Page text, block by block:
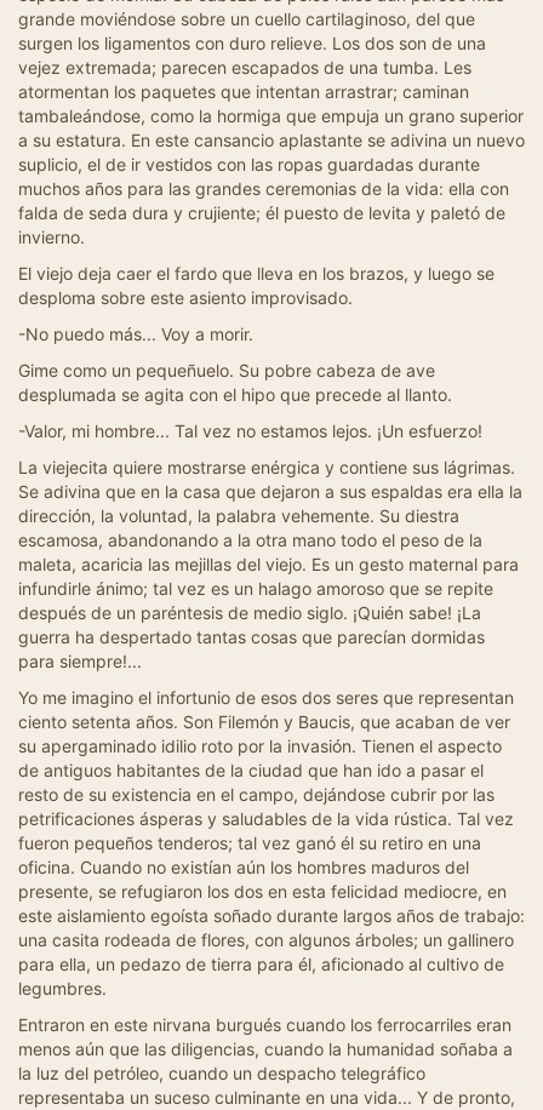
grande moviéndose sobre un cuello cartilaginoso, del que
surgen los ligamentos con duro relieve. Los dos son de una
vejez extremada; parecen escapados de una tumba. Les
atormentan los paquetes que intentan arrastrar; caminan
tambaleándose, como la hormiga que empuja un grano superior
a su estatura. En este cansancio aplastante se adivina un nuevo
suplicio, el de ir vestidos con las ropas guardadas durante
muchos años para las grandes ceremonias de la vida: ella con
falda de seda dura y crujiente; él puesto de levita y paletó de
invierno.
El viejo deja caer el fardo que lleva en los brazos, y luego se
desploma sobre este asiento improvisado.
-No puedo más... Voy a morir.
Gime como un pequeñuelo. Su pobre cabeza de ave
desplumada se agita con el hipo que precede al llanto.
-Valor, mi hombre... Tal vez no estamos lejos. ¡Un esfuerzo!
La viejecita quiere mostrarse enérgica y contiene sus lágrimas.
Se adivina que en la casa que dejaron a sus espaldas era ella la
dirección, la voluntad, la palabra vehemente. Su diestra
escamosa, abandonando a la otra mano todo el peso de la
maleta, acaricia las mejillas del viejo. Es un gesto maternal para
infundirle ánimo; tal vez es un halago amoroso que se repite
después de un paréntesis de medio siglo. ¡Quién sabe! ¡La
guerra ha despertado tantas cosas que parecían dormidas
para siempre!...
Yo me imagino el infortunio de esos dos seres que representan
ciento setenta años. Son Filemón y Baucis, que acaban de ver
su apergaminado idilio roto por la invasión. Tienen el aspecto
de antiguos habitantes de la ciudad que han ido a pasar el
resto de su existencia en el campo, dejándose cubrir por las
petrificaciones ásperas y saludables de la vida rústica. Tal vez
fueron pequeños tenderos; tal vez ganó él su retiro en una
oficina. Cuando no existían aún los hombres maduros del
presente, se refugiaron los dos en esta felicidad mediocre, en
este aislamiento egoísta soñado durante largos años de trabajo:
una casita rodeada de flores, con algunos árboles; un gallinero
para ella, un pedazo de tierra para él, aficionado al cultivo de
legumbres.
Entraron en este nirvana burgués cuando los ferrocarriles eran
menos aún que las diligencias, cuando la humanidad soñaba a
la luz del petróleo, cuando un despacho telegráfico
representaba un suceso culminante en una vida... Y de pronto,